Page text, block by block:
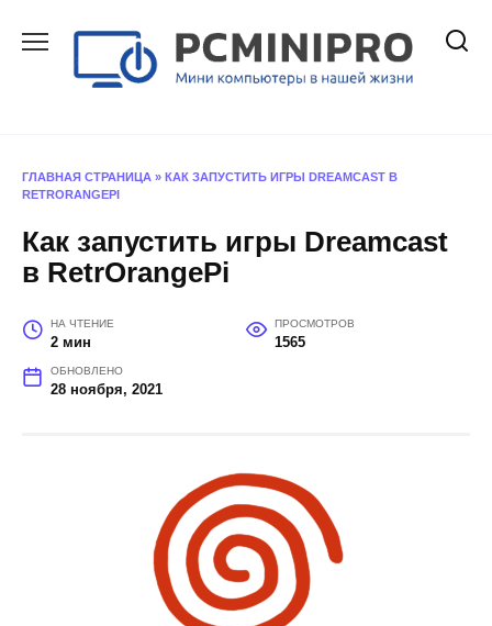
ГЛАВНАЯ СТРАНИЦА » КАК ЗАПУСТИТЬ ИГРЫ DREAMCAST В
RETRORANGEPI
Как запустить игры Dreamcast
в RetrOrangePi
НА ЧТЕНИЕ
2 мин
ПРОСМОТРОВ
1565
ОБНОВЛЕНО
28 ноября, 2021